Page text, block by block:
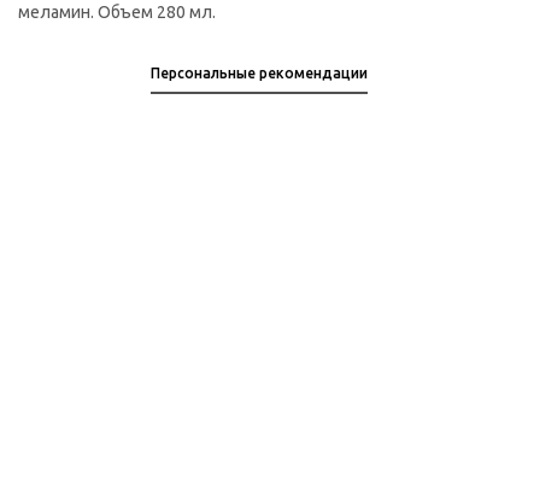
меламин. Объем 280 мл.
Персональные рекомендации